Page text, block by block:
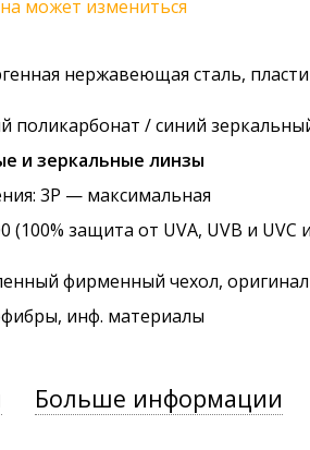
может измениться
нержавеющая сталь,
поликарбонат / синий
и зеркальные линзы
: 3P — максимальная
(100% защита от UVA, UVB и UVC
фирменный чехол,
инф. материалы
Больше информации